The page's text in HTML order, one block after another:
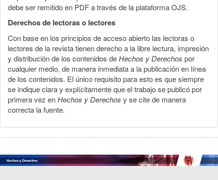
debe ser remitido en PDF a través de la plataforma OJS.
Derechos de lectoras o lectores
Con base en los principios de acceso abierto las lectoras o
lectores de la revista tienen derecho a la libre lectura, impresión
y distribución de los contenidos deHechos y Derechos por
cualquier medio, de manera inmediata a la publicación en línea
de los contenidos. El único requisito para esto es que siempre
se indique clara y explícitamente que el trabajo se publicó por
primera vez enHechos y Derechos y se cite de manera
correcta la fuente.